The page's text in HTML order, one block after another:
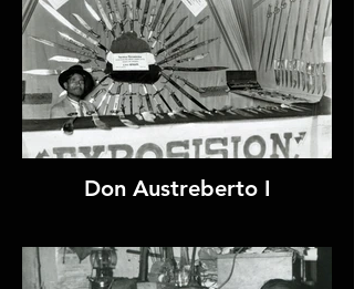
Don Austreberto I